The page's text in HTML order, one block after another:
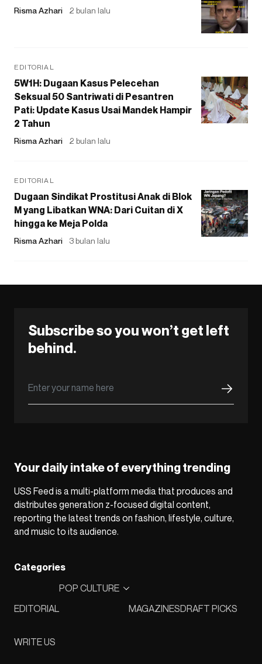
Risma Azhari 2 bulan lalu
EDITORIAL
5W1H: Dugaan Kasus Pelecehan
Seksual 50 Santriwati di Pesantren
Pati: Update Kasus Usai Mandek Hampir
2 Tahun
Risma Azhari 2 bulan lalu
EDITORIAL
Dugaan Sindikat Prostitusi Anak di Blok
M yang Libatkan WNA: Dari Cuitan di X
hingga ke Meja Polda
Risma Azhari 3 bulan lalu
Subscribe so you won’t get left
behind.
Your daily intake of everything trending
USS Feed is a multi-platform media that produces and
distributes generation z-focused digital content,
reporting the latest trends on fashion, lifestyle, culture,
and music to its audience.
Categories
EDITORIAL
POP CULTURE
MAGAZINESDRAFT PICKS
WRITE US